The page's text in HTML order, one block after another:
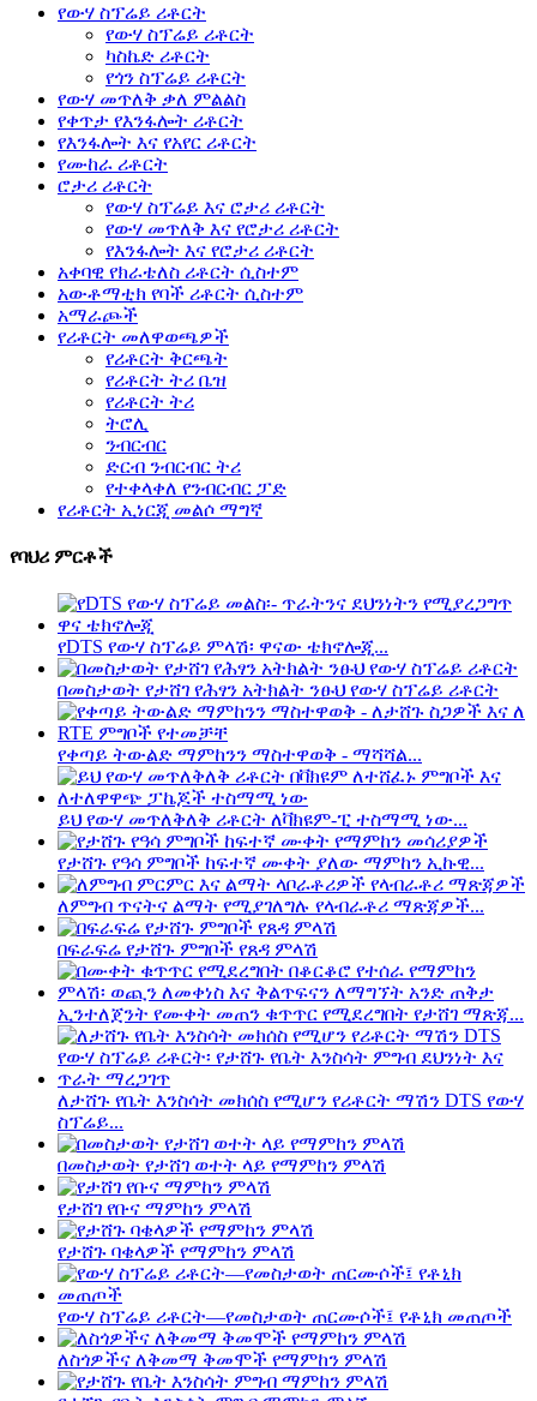
የውሃ ስፕሬይ ሪቶርት
የውሃ ስፕሬይ ሪቶርት
ካስኬድ ሪቶርት
የጎን ስፕሬይ ሪቶርት
የውሃ መጥለቅ ቃለ ምልልስ
የቀጥታ የእንፋሎት ሪቶርት
የእንፋሎት እና የአየር ሪቶርት
የሙከራ ሪቶርት
ሮታሪ ሪቶርት
የውሃ ስፕሬይ እና ሮታሪ ሪቶርት
የውሃ መጥለቅ እና የሮታሪ ሪቶርት
የእንፋሎት እና የሮታሪ ሪቶርት
አቀባዊ የክራቴለስ ሪቶርት ሲስተም
አውቶማቲክ የባች ሪቶርት ሲስተም
አማራጮች
የሪቶርት መለዋወጫዎች
የሪቶርት ቅርጫት
የሪቶርት ትሪ ቤዝ
የሪቶርት ትሪ
ትሮሊ
ንብርብር
ድርብ ንብርብር ትሪ
የተቀላቀለ የንብርብር ፓድ
የሪቶርት ኢነርጂ መልሶ ማግኛ
የባህሪ ምርቶች
የDTS የውሃ ስፕሬይ ምላሽ፡ ዋናው ቴክኖሎጂ...
በመስታወት የታሸገ የሕፃን አትክልት ንፁህ የውሃ ስፕሬይ ሪቶርት
የቀጣይ ትውልድ ማምከንን ማስተዋወቅ - ማሻሻል...
ይህ የውሃ መጥለቅለቅ ሪቶርት ለቫክዩም-ፒ ተስማሚ ነው...
የታሸጉ የዓሳ ምግቦች ከፍተኛ ሙቀት ያለው ማምከን ኢኩዊ...
ለምግብ ጥናትና ልማት የሚያገለግሉ የላብራቶሪ ማጽጃዎች...
በፍራፍሬ የታሸጉ ምግቦች የጸዳ ምላሽ
ኢንተለጀንት የሙቀት መጠን ቁጥጥር የሚደረግበት የታሸገ ማጽጃ...
ለታሸጉ የቤት እንስሳት መክሰስ የሚሆን የሪቶርት ማሽን DTS የውሃ
ስፕሬይ...
በመስታወት የታሸገ ወተት ላይ የማምከን ምላሽ
የታሸገ የቡና ማምከን ምላሽ
የታሸጉ ባቄላዎች የማምከን ምላሽ
የውሃ ስፕሬይ ሪቶርት—የመስታወት ጠርሙሶች፤ የቶኒክ መጠጦች
ለስጎዎችና ለቅመማ ቅመሞች የማምከን ምላሽ